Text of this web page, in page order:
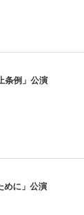
条例」公演
めに」公演